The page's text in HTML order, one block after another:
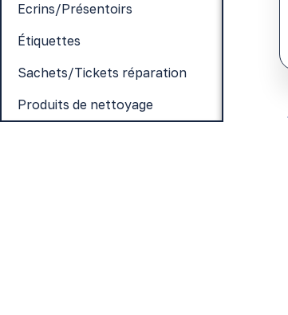
Ecrins/Présentoirs
Étiquettes
Sachets/Tickets réparation
Produits de nettoyage